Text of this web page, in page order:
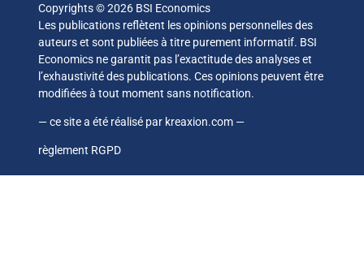
Copyrights © 2026 BSI Economics
Les publications reflètent les opinions personnelles des
auteurs et sont publiées à titre purement informatif. BSI
Economics ne garantit pas l’exactitude des analyses et
l’exhaustivité des publications. Ces opinions peuvent être
modifiées à tout moment sans notification.
— ce site a été réalisé par kreaxion.com —
règlement RGPD